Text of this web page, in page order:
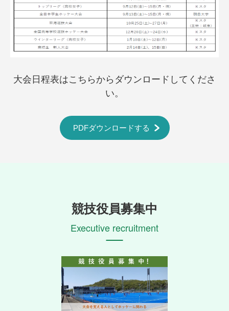
大会日程表はこちらからダウンロードしてくださ
い。
PDFダウンロードする
競技役員募集中
Executive recruitment